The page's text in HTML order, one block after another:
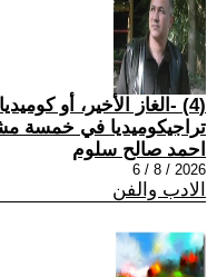
(4) -الغاز الأخير، أو
تراجيكوميديا في خمسة
احمد صالح سلوم
2026 / 8 / 6
الادب والفن